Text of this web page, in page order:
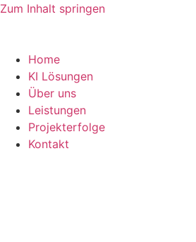
Zum Inhalt springen
Home
KI Lösungen
Über uns
Leistungen
Projekterfolge
Kontakt